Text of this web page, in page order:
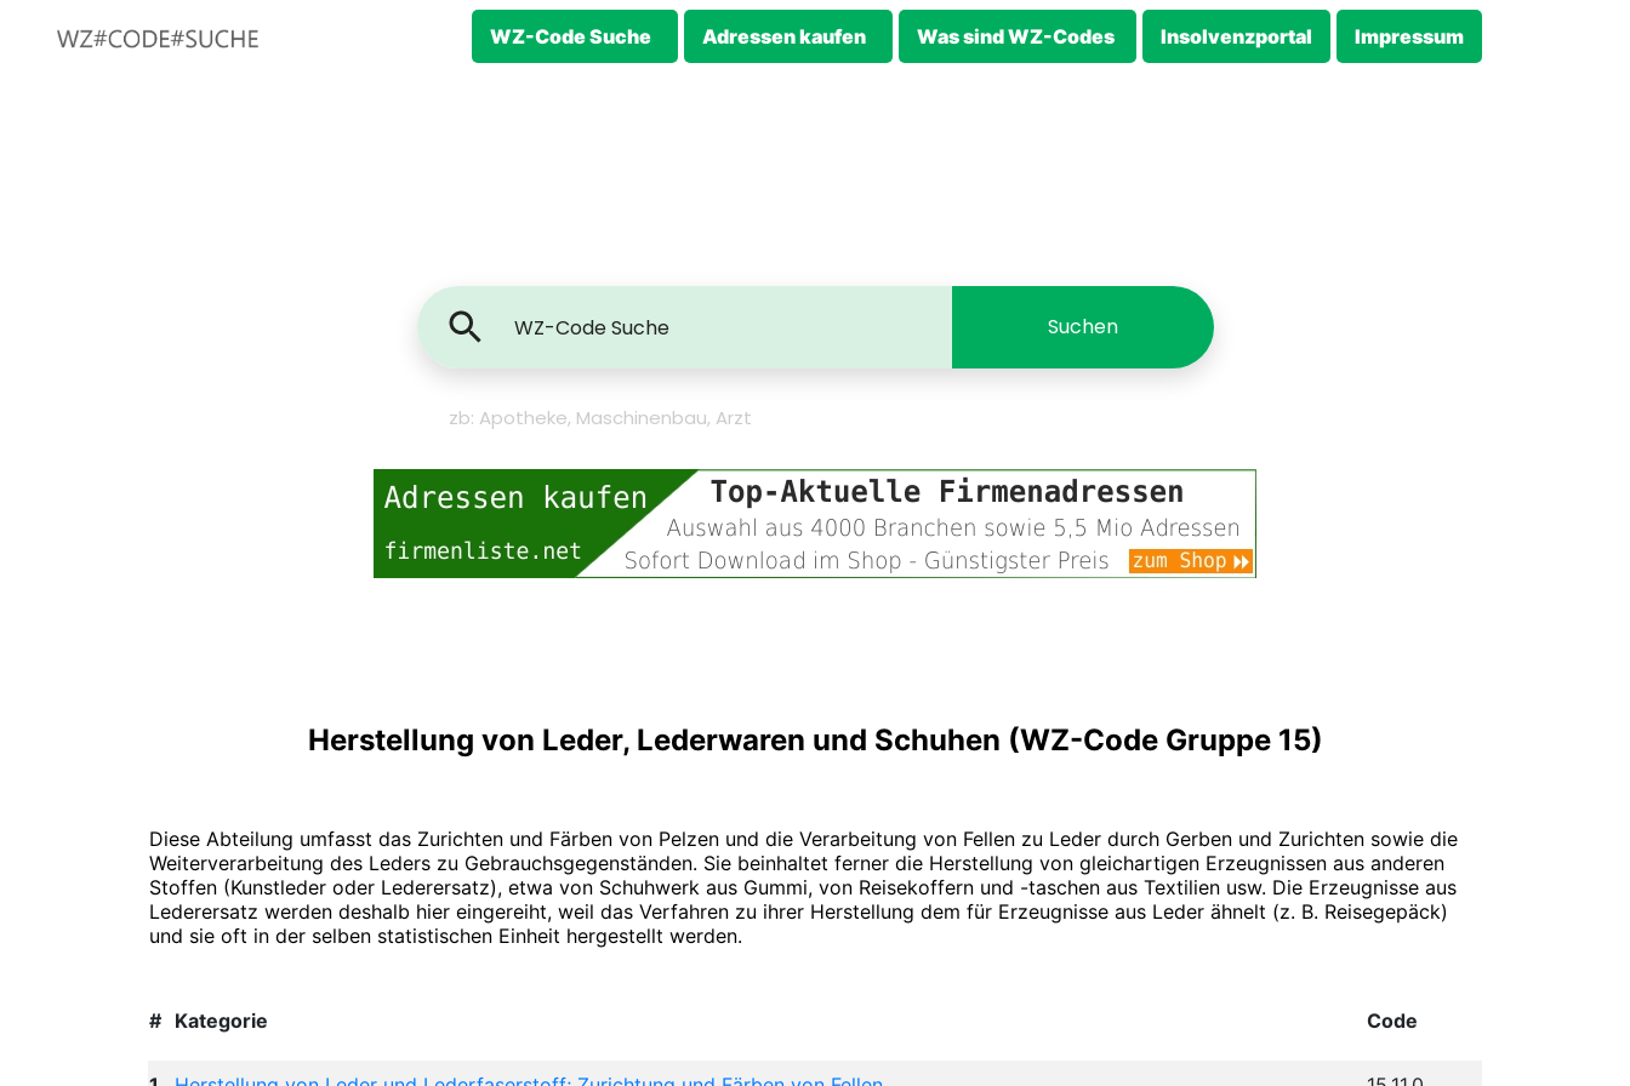
WZ-Code Suche Adressen kaufen Was sind WZ-Codes Insolvenzportal Impressum
zb: Apotheke, Maschinenbau, Arzt
Herstellung von Leder, Lederwaren und Schuhen (WZ-Code Gruppe 15)
Diese Abteilung umfasst das Zurichten und Färben von Pelzen und die Verarbeitung von Fellen zu Leder durch Gerben und Zurichten sowie die
Weiterverarbeitung des Leders zu Gebrauchsgegenständen. Sie beinhaltet ferner die Herstellung von gleichartigen Erzeugnissen aus anderen
Stoffen (Kunstleder oder Lederersatz), etwa von Schuhwerk aus Gummi, von Reisekoffern und -taschen aus Textilien usw. Die Erzeugnisse aus
Lederersatz werden deshalb hier eingereiht, weil das Verfahren zu ihrer Herstellung dem für Erzeugnisse aus Leder ähnelt (z. B. Reisegepäck)
und sie oft in der selben statistischen Einheit hergestellt werden.
# Kategorie Code